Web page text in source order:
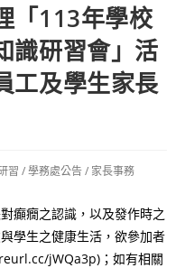
「113年學校
識研習會」活
工及學生家長
習 /學務處公告/ 家長事務
癲癇之認識，以及發作時之
學生之健康生活，欲參加者
jWQa3p)；如有相關